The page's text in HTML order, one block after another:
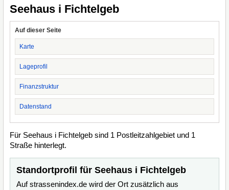
Seehaus i Fichtelgeb
Auf dieser Seite
Karte
Lageprofil
Finanzstruktur
Datenstand
Für Seehaus i Fichtelgeb sind 1 Postleitzahlgebiet und 1
Straße hinterlegt.
Standortprofil für Seehaus i Fichtelgeb
Auf strassenindex.de wird der Ort zusätzlich aus